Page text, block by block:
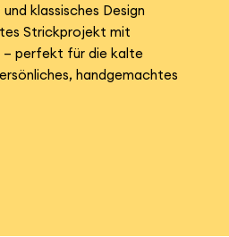
klassisches Design
Strickprojekt mit
– perfekt für die kalte
handgemachtes